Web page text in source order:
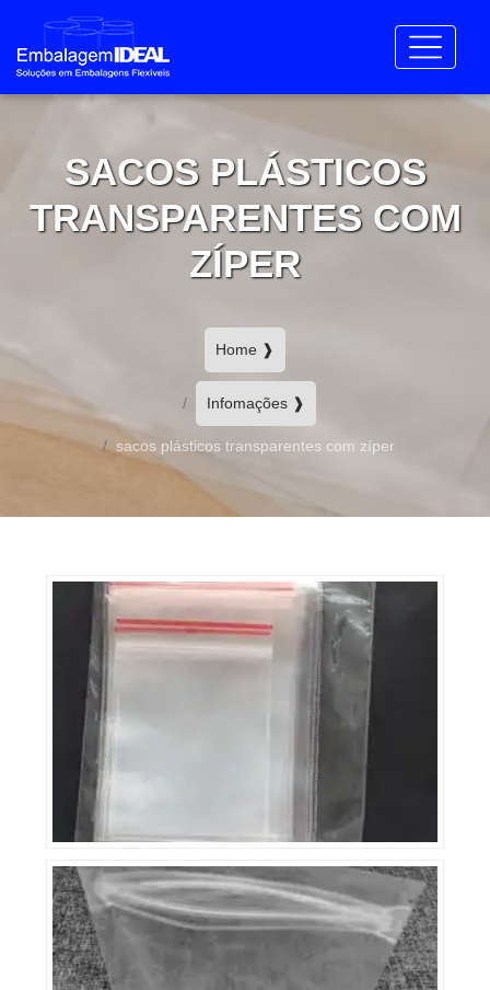
SACOS PLÁSTICOS
TRANSPARENTES COM
ZÍPER
Home ❱
Infomações ❱
sacos plásticos transparentes com zíper